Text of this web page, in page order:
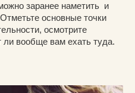
заранее наметить и
основные точки
осмотрите
ли вообще вам ехать туда.